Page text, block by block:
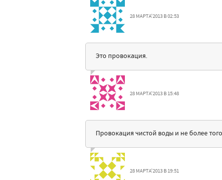
28 МАРТА'2013 В 02:53
Это провокация.
28 МАРТА'2013 В 15:48
Провокация чистой воды и не более
28 МАРТА'2013 В 19:51